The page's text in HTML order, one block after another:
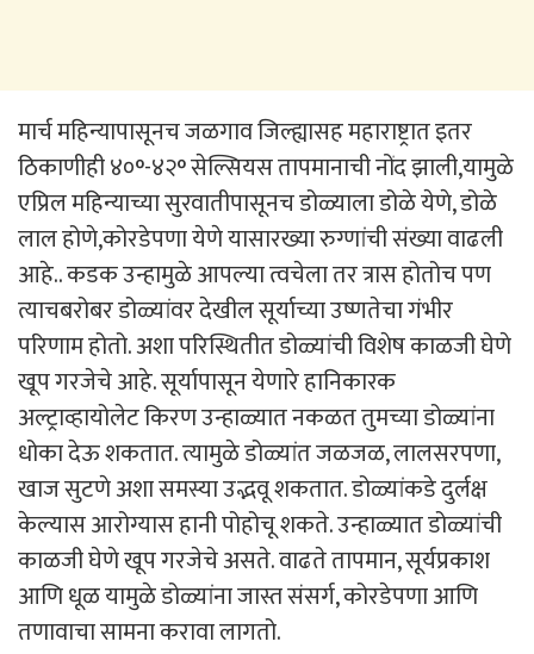
मार्च महिन्यापासूनच जळगाव जिल्ह्यासह महाराष्ट्रात इतर
ठिकाणीही ४०°-४२° सेल्सियस तापमानाची नोंद झाली,यामुळे
एप्रिल महिन्याच्या सुरवातीपासूनच डोळ्याला डोळे येणे, डोळे
लाल होणे,कोरडेपणा येणे यासारख्या रुग्णांची संख्या वाढली
आहे.. कडक उन्हामुळे आपल्या त्वचेला तर त्रास होतोच पण
त्याचबरोबर डोळ्यांवर देखील सूर्याच्या उष्णतेचा गंभीर
परिणाम होतो. अशा परिस्थितीत डोळ्यांची विशेष काळजी घेणे
खूप गरजेचे आहे. सूर्यापासून येणारे हानिकारक
अल्ट्राव्हायोलेट किरण उन्हाळ्यात नकळत तुमच्या डोळ्यांना
धोका देऊ शकतात. त्यामुळे डोळ्यांत जळजळ, लालसरपणा,
खाज सुटणे अशा समस्या उद्भवू शकतात. डोळ्यांकडे दुर्लक्ष
केल्यास आरोग्यास हानी पोहोचू शकते. उन्हाळ्यात डोळ्यांची
काळजी घेणे खूप गरजेचे असते. वाढते तापमान, सूर्यप्रकाश
आणि धूळ यामुळे डोळ्यांना जास्त संसर्ग, कोरडेपणा आणि
तणावाचा सामना करावा लागतो.